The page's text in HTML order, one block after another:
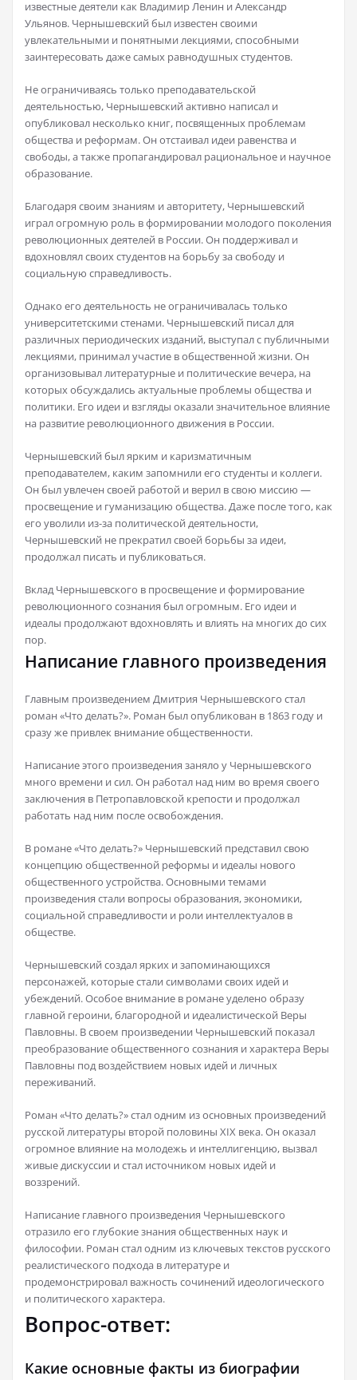
известные деятели как Владимир Ленин и Александр
Ульянов. Чернышевский был известен своими
увлекательными и понятными лекциями, способными
заинтересовать даже самых равнодушных студентов.
Не ограничиваясь только преподавательской
деятельностью, Чернышевский активно написал и
опубликовал несколько книг, посвященных проблемам
общества и реформам. Он отстаивал идеи равенства и
свободы, а также пропагандировал рациональное и научное
образование.
Благодаря своим знаниям и авторитету, Чернышевский
играл огромную роль в формировании молодого поколения
революционных деятелей в России. Он поддерживал и
вдохновлял своих студентов на борьбу за свободу и
социальную справедливость.
Однако его деятельность не ограничивалась только
университетскими стенами. Чернышевский писал для
различных периодических изданий, выступал с публичными
лекциями, принимал участие в общественной жизни. Он
организовывал литературные и политические вечера, на
которых обсуждались актуальные проблемы общества и
политики. Его идеи и взгляды оказали значительное влияние
на развитие революционного движения в России.
Чернышевский был ярким и каризматичным
преподавателем, каким запомнили его студенты и коллеги.
Он был увлечен своей работой и верил в свою миссию —
просвещение и гуманизацию общества. Даже после того, как
его уволили из-за политической деятельности,
Чернышевский не прекратил своей борьбы за идеи,
продолжал писать и публиковаться.
Вклад Чернышевского в просвещение и формирование
революционного сознания был огромным. Его идеи и
идеалы продолжают вдохновлять и влиять на многих до сих
пор.
Написание главного произведения
Главным произведением Дмитрия Чернышевского стал
роман «Что делать?». Роман был опубликован в 1863 году и
сразу же привлек внимание общественности.
Написание этого произведения заняло у Чернышевского
много времени и сил. Он работал над ним во время своего
заключения в Петропавловской крепости и продолжал
работать над ним после освобождения.
В романе «Что делать?» Чернышевский представил свою
концепцию общественной реформы и идеалы нового
общественного устройства. Основными темами
произведения стали вопросы образования, экономики,
социальной справедливости и роли интеллектуалов в
обществе.
Чернышевский создал ярких и запоминающихся
персонажей, которые стали символами своих идей и
убеждений. Особое внимание в романе уделено образу
главной героини, благородной и идеалистической Веры
Павловны. В своем произведении Чернышевский показал
преобразование общественного сознания и характера Веры
Павловны под воздействием новых идей и личных
переживаний.
Роман «Что делать?» стал одним из основных произведений
русской литературы второй половины XIX века. Он оказал
огромное влияние на молодежь и интеллигенцию, вызвал
живые дискуссии и стал источником новых идей и
воззрений.
Написание главного произведения Чернышевского
отразило его глубокие знания общественных наук и
философии. Роман стал одним из ключевых текстов русского
реалистического подхода в литературе и
продемонстрировал важность сочинений идеологического
и политического характера.
Вопрос-ответ:
Какие основные факты из биографии